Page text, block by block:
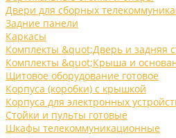
Двери для сборных
Задние панели
Каркасы
Комплекты &quot;Дверь и задняя
Комплекты &quot;Крыша и
Щитовое оборудование готовое
Корпуса (коробки) с крышкой
Корпуса для электронных
Стойки и пульты готовые
Шкафы телекоммуникационные